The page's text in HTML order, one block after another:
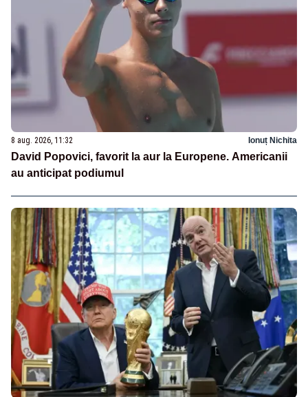
8 aug. 2026, 11:32 Ionuț Nichita
David Popovici, favorit la aur la Europene. Americanii
au anticipat podiumul